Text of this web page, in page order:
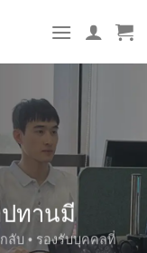
ทานมี